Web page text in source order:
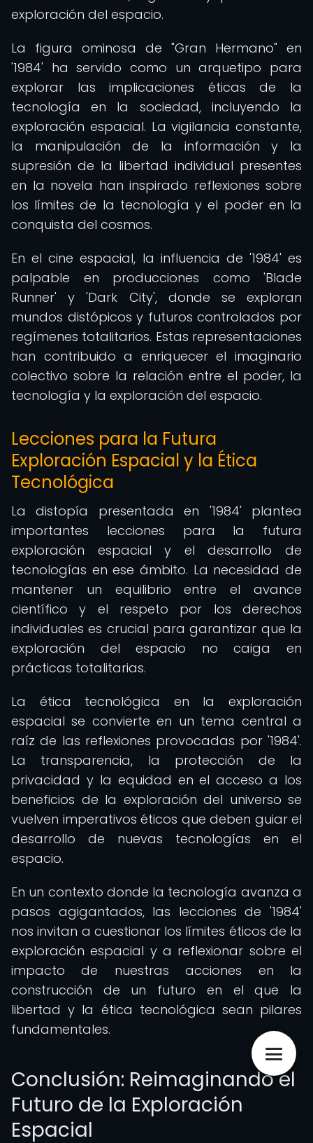
exploración del espacio.
La figura ominosa de "Gran Hermano" en
'1984' ha servido como un arquetipo para
explorar las implicaciones éticas de la
tecnología en la sociedad, incluyendo la
exploración espacial. La vigilancia constante,
la manipulación de la información y la
supresión de la libertad individual presentes
en la novela han inspirado reflexiones sobre
los límites de la tecnología y el poder en la
conquista del cosmos.
En el cine espacial, la influencia de '1984' es
palpable en producciones como 'Blade
Runner' y 'Dark City', donde se exploran
mundos distópicos y futuros controlados por
regímenes totalitarios. Estas representaciones
han contribuido a enriquecer el imaginario
colectivo sobre la relación entre el poder, la
tecnología y la exploración del espacio.
Lecciones para la Futura
Exploración Espacial y la Ética
Tecnológica
La distopía presentada en '1984' plantea
importantes lecciones para la futura
exploración espacial y el desarrollo de
tecnologías en ese ámbito. La necesidad de
mantener un equilibrio entre el avance
científico y el respeto por los derechos
individuales es crucial para garantizar que la
exploración del espacio no caiga en
prácticas totalitarias.
La ética tecnológica en la exploración
espacial se convierte en un tema central a
raíz de las reflexiones provocadas por '1984'.
La transparencia, la protección de la
privacidad y la equidad en el acceso a los
beneficios de la exploración del universo se
vuelven imperativos éticos que deben guiar el
desarrollo de nuevas tecnologías en el
espacio.
En un contexto donde la tecnología avanza a
pasos agigantados, las lecciones de '1984'
nos invitan a cuestionar los límites éticos de la
exploración espacial y a reflexionar sobre el
impacto de nuestras acciones en la
construcción de un futuro en el que la
libertad y la ética tecnológica sean pilares
fundamentales.
Conclusión: Reimaginando el
Futuro de la Exploración
Espacial